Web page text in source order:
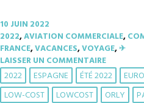
10 JUIN 2022
2022,AVIATION COMMERCIALE,
FRANCE,VACANCES,VOYAGE,✈︎
LAISSER UN COMMENTAIRE
2022 ESPAGNE ÉTÉ 2022
LOW-COST
LOWCOST ORLY